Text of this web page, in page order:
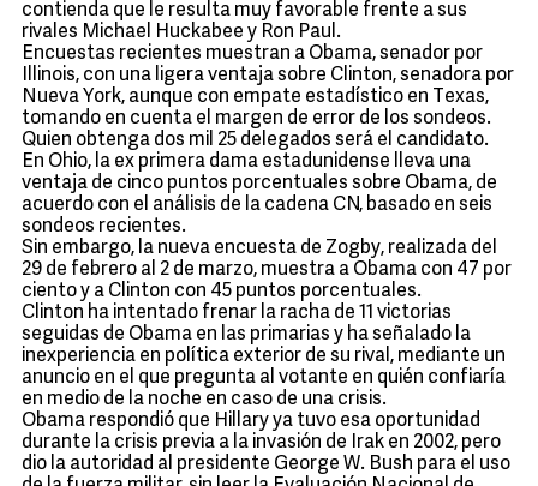
contienda que le resulta muy favorable frente a sus
rivales Michael Huckabee y Ron Paul.
Encuestas recientes muestran a Obama, senador por
Illinois, con una ligera ventaja sobre Clinton, senadora por
Nueva York, aunque con empate estadístico en Texas,
tomando en cuenta el margen de error de los sondeos.
Quien obtenga dos mil 25 delegados será el candidato.
En Ohio, la ex primera dama estadunidense lleva una
ventaja de cinco puntos porcentuales sobre Obama, de
acuerdo con el análisis de la cadena CN, basado en seis
sondeos recientes.
Sin embargo, la nueva encuesta de Zogby, realizada del
29 de febrero al 2 de marzo, muestra a Obama con 47 por
ciento y a Clinton con 45 puntos porcentuales.
Clinton ha intentado frenar la racha de 11 victorias
seguidas de Obama en las primarias y ha señalado la
inexperiencia en política exterior de su rival, mediante un
anuncio en el que pregunta al votante en quién confiaría
en medio de la noche en caso de una crisis.
Obama respondió que Hillary ya tuvo esa oportunidad
durante la crisis previa a la invasión de Irak en 2002, pero
dio la autoridad al presidente George W. Bush para el uso